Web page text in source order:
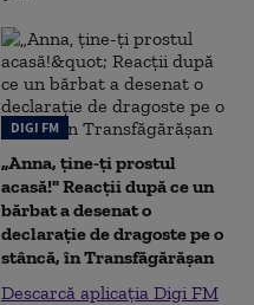
DIGI FM
„Anna, ţine-ţi prostul
acasă!" Reacţii după ce un
bărbat a desenat o
declaraţie de dragoste pe o
stâncă, în Transfăgărăşan
Descarcă aplicația Digi FM